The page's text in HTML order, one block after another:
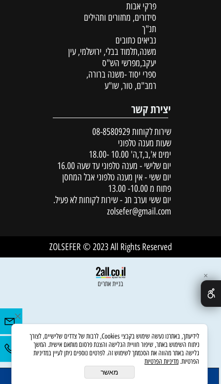
הוסף לסל
פרקי אבות
סידורים, מחזורים ותהילים
תנ"ך
נביאים כתובים
משנה,תלמוד בבלי, ירושלמי, עין
יעקב,מפרשי הש"ס
ספרי יסוד -משנה ברורה,
רמב"ם, טור, שו"ע
יצירת קשר
שירות לקוחות 08-8580929
שעות מענה טלפוני
ימים א',ב,ד,ה' 10.00 -18.00
יום שלישי - מענה טלפוני עד שעה 16.00
יום ששי - אין מענה טלפוני אבל המחסן
פתוח מ 10.00- 13.00
יום ששי וערב חג - שירות לקוחות לא פעיל.
zolsefer@gmail.com
ZOLSEFER © 2023 All Rights Reserved
בניית אתרים
✕
לידיעתך, באתרנו נעשה שימוש בקבצי Cookies, לרבות של צדדים שלישיים, לצורך
ניתוח השימוש באתר, שיפור חוויית הגלישה והצגת פרסום מותאם אישית. המשך
גלישה באתר מהווה את הסכמתך לשימוש זה. לפרטים נוספים ניתן לעיין במדיניות
הפרטיות. מדיניות הפרטיות
מאשר